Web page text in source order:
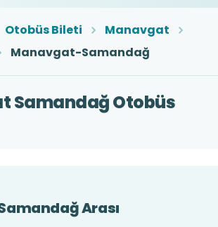
Otobüs Bileti
Manavgat
Manavgat-Samandağ
Samandağ Otobüs
Arası